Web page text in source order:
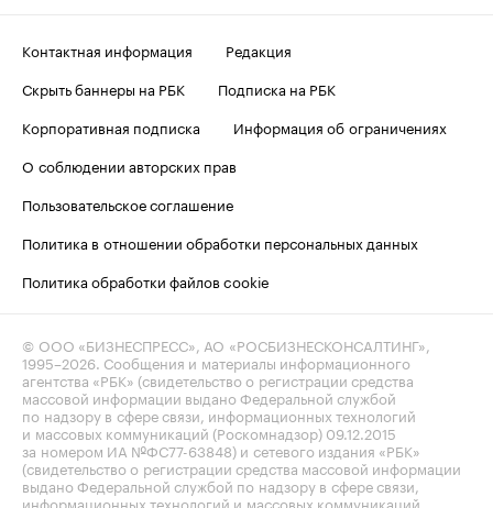
Контактная информация
Редакция
Скрыть баннеры на РБК
Подписка на РБК
Корпоративная подписка
Информация об ограничениях
О соблюдении авторских прав
Пользовательское соглашение
Политика в отношении обработки персональных данных
Политика обработки файлов cookie
© ООО «БИЗНЕСПРЕСС», АО «РОСБИЗНЕСКОНСАЛТИНГ»,
1995–2026 . Сообщения и материалы информационного
агентства «РБК» (свидетельство о регистрации средства
массовой информации выдано Федеральной службой
по надзору в сфере связи, информационных технологий
и массовых коммуникаций (Роскомнадзор) 09.12.2015
за номером ИА №ФС77-63848) и сетевого издания «РБК»
(свидетельство о регистрации средства массовой информации
выдано Федеральной службой по надзору в сфере связи,
информационных технологий и массовых коммуникаций